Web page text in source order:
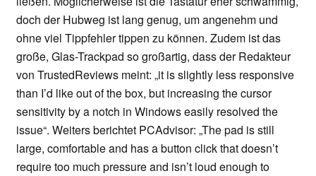
doch der Hubweg ist lang genug, um angenehm und
ohne viel Tippfehler tippen zu können. Zudem ist das
große, Glas-Trackpad so großartig, dass der Redakteur
von TrustedReviews meint: „it is slightly less responsive
than I’d like out of the box, but increasing the cursor
sensitivity by a notch in Windows easily resolved the
issue“. Weiters berichtet PCAdvisor: „The pad is still
large, comfortable and has a button click that doesn’t
require too much pressure and isn’t loud enough to